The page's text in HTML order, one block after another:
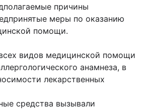
причины
меры по оказанию
помощи.
видов медицинской помощи
анамнеза, в
лекарственных
средства вызывали